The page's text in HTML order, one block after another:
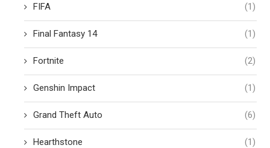
FIFA (1)
Final Fantasy 14 (1)
Fortnite (2)
Genshin Impact (1)
Grand Theft Auto (6)
Hearthstone (1)